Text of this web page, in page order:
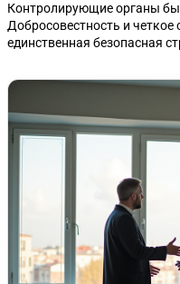
Контролирующие органы
Добросовестность и
единственная безопасная